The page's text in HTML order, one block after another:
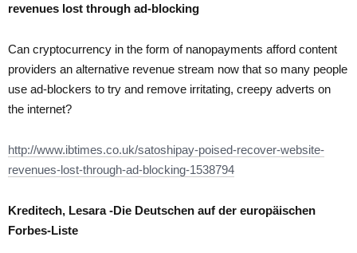
revenues lost through ad-blocking
Can cryptocurrency in the form of nanopayments afford content
providers an alternative revenue stream now that so many people
use ad-blockers to try and remove irritating, creepy adverts on
the internet?
http://www.ibtimes.co.uk/satoshipay-poised-recover-website-
revenues-lost-through-ad-blocking-1538794
Kreditech, Lesara -Die Deutschen auf der europäischen
Forbes-Liste